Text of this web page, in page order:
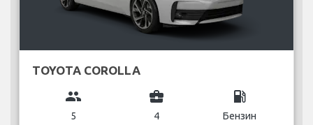
TOYOTA COROLLA
group
5
business_center
4
local_gas_station
Бензин